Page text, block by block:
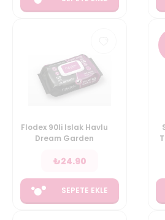
Flodex 90li Islak Havlu
Dream Garden
₺24.90
SEPETE EKLE